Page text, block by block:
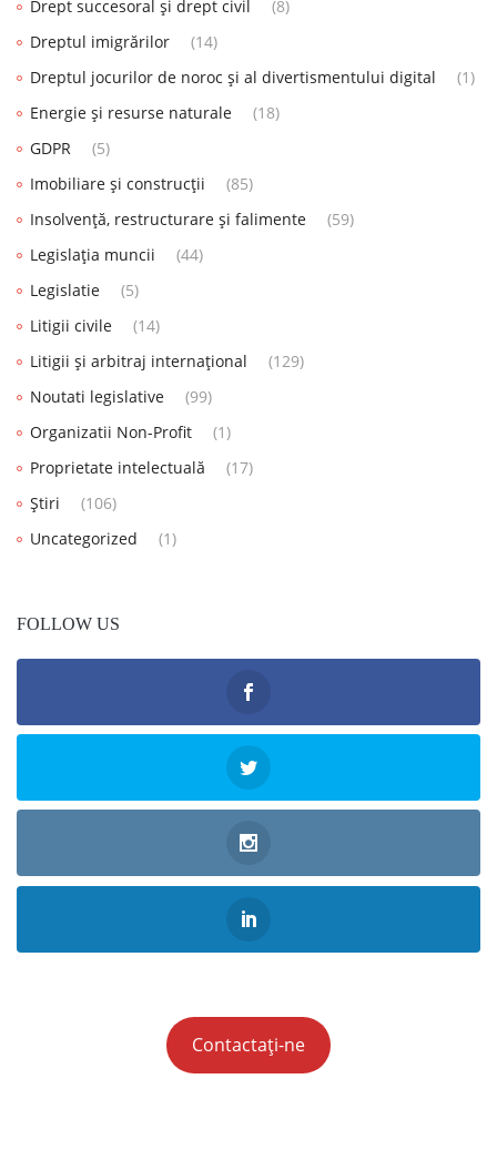
Drept succesoral și drept civil
(8)
Dreptul imigrărilor
(14)
Dreptul jocurilor de noroc și al divertismentului digital
(1)
Energie și resurse naturale
(18)
GDPR
(5)
Imobiliare și construcții
(85)
Insolvență, restructurare și falimente
(59)
Legislația muncii
(44)
Legislatie
(5)
Litigii civile
(14)
Litigii și arbitraj internațional
(129)
Noutati legislative
(99)
Organizatii Non-Profit
(1)
Proprietate intelectuală
(17)
Știri
(106)
Uncategorized
(1)
FOLLOW US
Contactați-ne